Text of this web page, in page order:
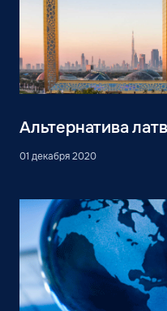
Альтернатива
01 декабря 2020